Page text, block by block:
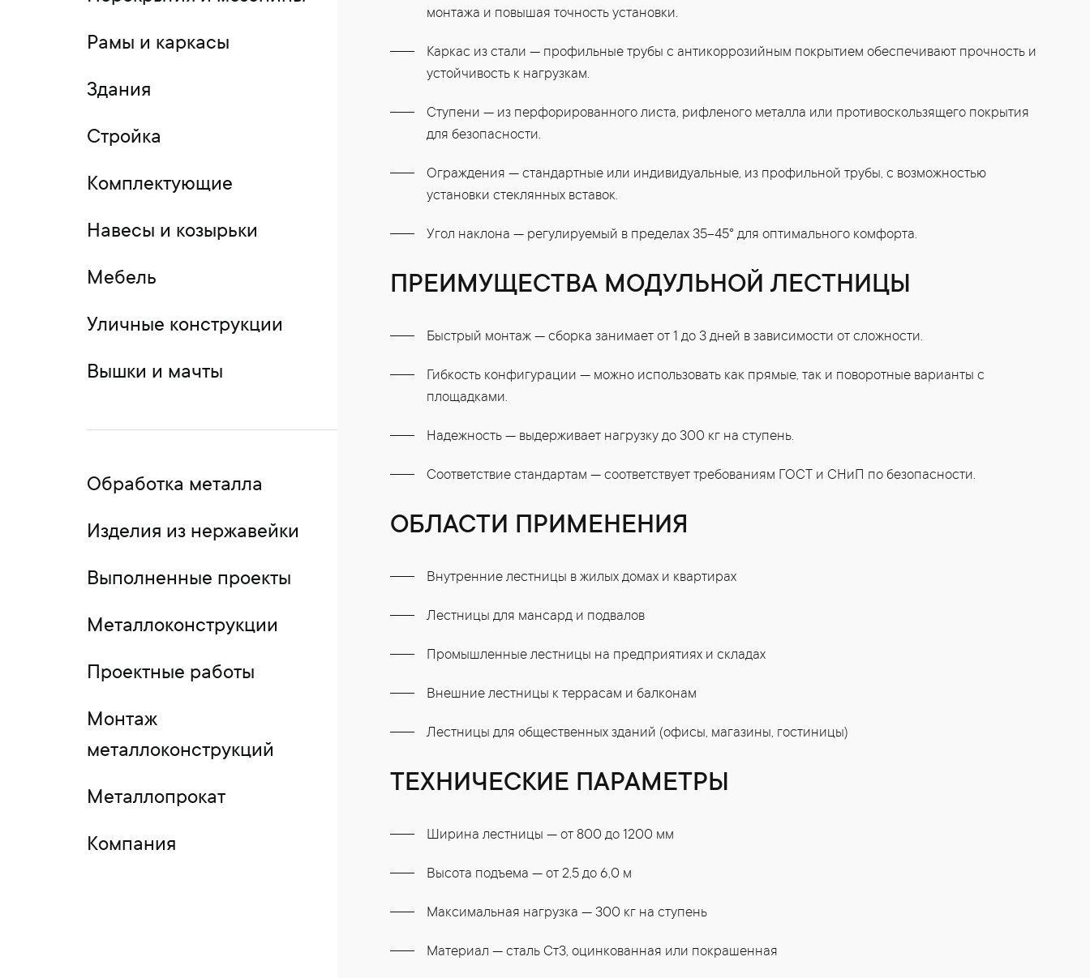
Рамы и каркасы
Здания
Стройка
Комплектующие
Навесы и козырьки
Мебель
Уличные конструкции
Вышки и мачты
Обработка металла
Изделия из нержавейки
Выполненные проекты
Металлоконструкции
Проектные работы
Монтаж
металлоконструкций
Металлопрокат
Компания
монтажа и повышая точность установки.
Каркас из стали — профильные трубы с антикоррозийным покрытием обеспечивают прочность и
устойчивость к нагрузкам.
Ступени — из перфорированного листа, рифленого металла или противоскользящего покрытия
для безопасности.
Ограждения — стандартные или индивидуальные, из профильной трубы, с возможностью
установки стеклянных вставок.
Угол наклона — регулируемый в пределах 35–45° для оптимального комфорта.
ПРЕИМУЩЕСТВА МОДУЛЬНОЙ ЛЕСТНИЦЫ
Быстрый монтаж — сборка занимает от 1 до 3 дней в зависимости от сложности.
Гибкость конфигурации — можно использовать как прямые, так и поворотные варианты с
площадками.
Надежность — выдерживает нагрузку до 300 кг на ступень.
Соответствие стандартам — соответствует требованиям ГОСТ и СНиП по безопасности.
ОБЛАСТИ ПРИМЕНЕНИЯ
Внутренние лестницы в жилых домах и квартирах
Лестницы для мансард и подвалов
Промышленные лестницы на предприятиях и складах
Внешние лестницы к террасам и балконам
Лестницы для общественных зданий (офисы, магазины, гостиницы)
ТЕХНИЧЕСКИЕ ПАРАМЕТРЫ
Ширина лестницы — от 800 до 1200 мм
Высота подъема — от 2,5 до 6,0 м
Максимальная нагрузка — 300 кг на ступень
Материал — сталь Ст3, оцинкованная или покрашенная